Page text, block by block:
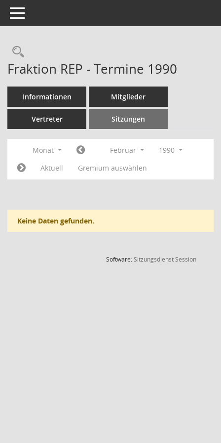
Toggle navigation
Rechercheauswahl
Fraktion REP - Termine 1990
Informationen Mitglieder
Vertreter Sitzungen
Monat Februar
1990
Aktuell
Gremium auswählen
Keine Daten gefunden.
Software:SitzungsdienstSession(Wird in